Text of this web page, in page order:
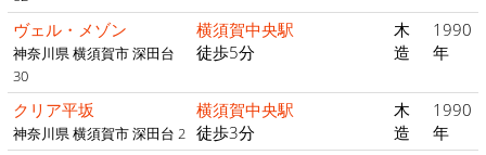
ヴェル・メゾン
神奈川県 横須賀市 深田台
30
横須賀中央駅
徒歩5分
木
造
1990
年
クリア平坂
神奈川県 横須賀市 深田台 2
横須賀中央駅
徒歩3分
木
造
1990
年